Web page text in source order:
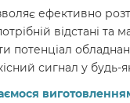
ефективно
відстані та
потенціал
сигнал у будь-